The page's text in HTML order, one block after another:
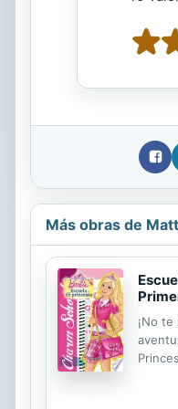
Más obras de
¡No
vida